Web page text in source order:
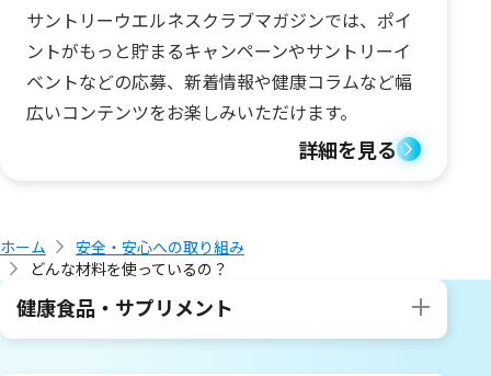
サントリーウエルネスクラブマガジンでは、ポイ
ントがもっと貯まるキャンペーンやサントリーイ
ベントなどの応募、新着情報や健康コラムなど幅
広いコンテンツをお楽しみいただけます。
詳細を見る
ホーム
安全・安心への取り組み
どんな材料を使っているの？
健康食品・サプリメント